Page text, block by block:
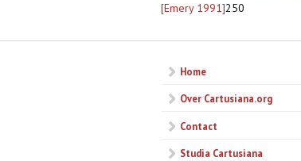
[Emery 1991]250
Home
Over Cartusiana.org
Contact
Studia Cartusiana